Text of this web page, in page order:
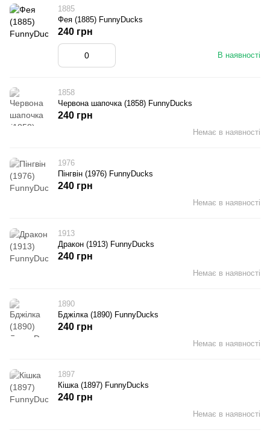
1885
Фея (1885) FunnyDucks
В наявності
240 грн
1858
Червона шапочка (1858) FunnyDucks
Немає в наявності
240 грн
1976
Пінгвін (1976) FunnyDucks
Немає в наявності
240 грн
1913
Дракон (1913) FunnyDucks
Немає в наявності
240 грн
1890
Бджілка (1890) FunnyDucks
Немає в наявності
240 грн
1897
Кішка (1897) FunnyDucks
Немає в наявності
240 грн